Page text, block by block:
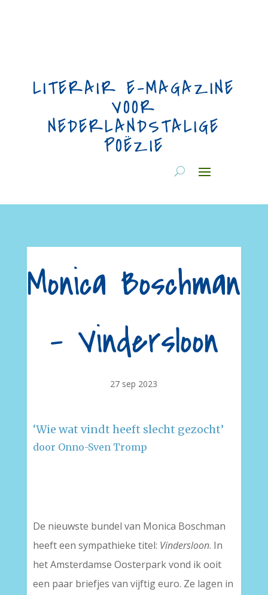
LITERAIR E-MAGAZINE
VOOR
NEDERLANDSTALIGE
POËZIE
Monica Boschman
– Vindersloon
27 sep 2023
‘Wie wat vindt heeft slecht gezocht’
door Onno-Sven Tromp
De nieuwste bundel van Monica Boschman
heeft een sympathieke titel: Vindersloon. In
het Amsterdamse Oosterpark vond ik ooit
een paar briefjes van vijftig euro. Ze lagen in